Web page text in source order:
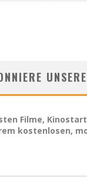
Filme,
kostenlosen,